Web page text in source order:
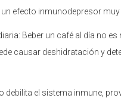
efecto inmunodepresor muy
Beber un café al día no es
causar deshidratación y
debilita el sistema inmune,